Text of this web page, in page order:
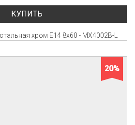
КУПИТЬ
хром Е14 8х60 - MX4002B-L
20%